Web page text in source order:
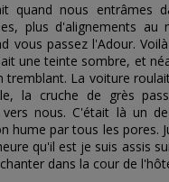
quand nous entrâmes
plus d'alignements
vous passez l'Adour.
une teinte sombre, et
tremblant. La voiture
la cruche de grès
vers nous. C'était là un
hume par tous les pores.
qu'il est je suis assis
dans la cour de